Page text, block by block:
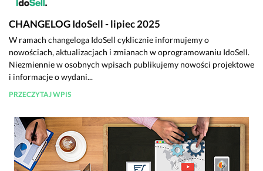
CHANGELOG IdoSell - lipiec 2025
W ramach changeloga IdoSell cyklicznie informujemy o
nowościach, aktualizacjach i zmianach w oprogramowaniu IdoSell.
Niezmiennie w osobnych wpisach publikujemy nowości projektowe
i informacje o wydani...
PRZECZYTAJ WPIS